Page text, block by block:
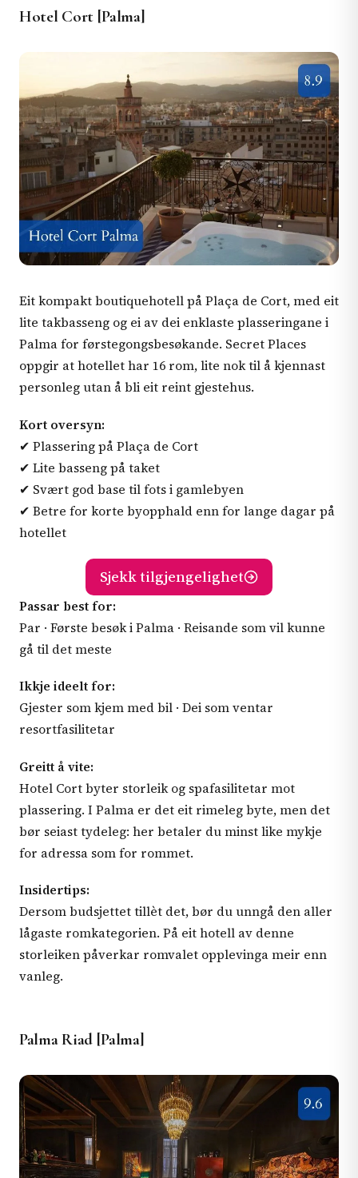
Hotel Cort [Palma]
Eit kompakt boutiquehotell på Plaça de Cort, med eit
lite takbasseng og ei av dei enklaste plasseringane i
Palma for førstegongsbesøkande. Secret Places
oppgir at hotellet har 16 rom, lite nok til å kjennast
personleg utan å bli eit reint gjestehus.
Kort oversyn:
✔ Plassering på Plaça de Cort
✔ Lite basseng på taket
✔ Svært god base til fots i gamlebyen
✔ Betre for korte byopphald enn for lange dagar på
hotellet
Sjekk tilgjengelighet
Passar best for:
Par · Første besøk i Palma · Reisande som vil kunne
gå til det meste
Ikkje ideelt for:
Gjester som kjem med bil · Dei som ventar
resortfasilitetar
Greitt å vite:
Hotel Cort byter storleik og spafasilitetar mot
plassering. I Palma er det eit rimeleg byte, men det
bør seiast tydeleg: her betaler du minst like mykje
for adressa som for rommet.
Insidertips:
Dersom budsjettet tillèt det, bør du unngå den aller
lågaste romkategorien. På eit hotell av denne
storleiken påverkar romvalet opplevinga meir enn
vanleg.
Palma Riad [Palma]